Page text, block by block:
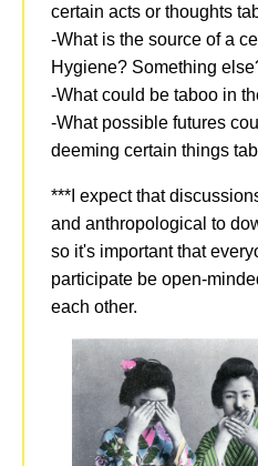
certain acts or thoughts
-What is the source of a
Hygiene? Something
-What could be taboo in
-What possible futures
deeming certain things
***I expect that
and anthropological to
so it's important that
participate be open-
each other.